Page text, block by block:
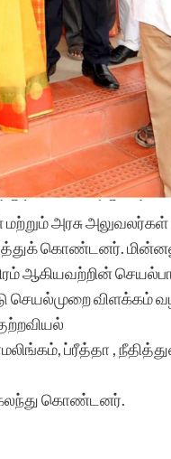
அரசு அலுவலர்கள்
கொண்டனர்.
ஆகியவற்றின்
செயல்முறை விளக்கம்
ப்ரீத்தா ,
கலந்து கொண்டனர்.